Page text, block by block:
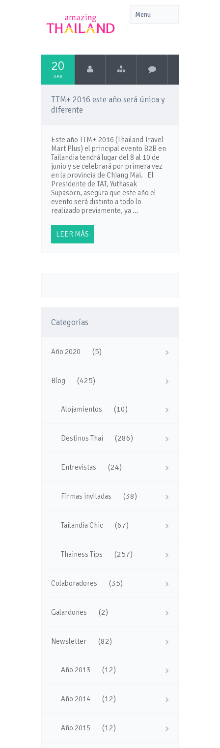
20
ABR
TTM+ 2016 este año será única y
diferente
Este año TTM+ 2016 (Thailand Travel
Mart Plus) el principal evento B2B en
Tailandia tendrá lugar del 8 al 10 de
junio y se celebrará por primera vez
en la provincia de Chiang Mai. El
Presidente de TAT, Yuthasak
Supasorn, asegura que este año el
evento será distinto a todo lo
realizado previamente, ya …
LEER MÁS
Categorías
Año 2020 (5)
Blog (425)
Alojamientos (10)
Destinos Thai (286)
Entrevistas (24)
Firmas invitadas (38)
Tailandia Chic (67)
Thainess Tips (257)
Colaboradores (35)
Galardones (2)
Newsletter (82)
Año 2013 (12)
Año 2014 (12)
Año 2015 (12)